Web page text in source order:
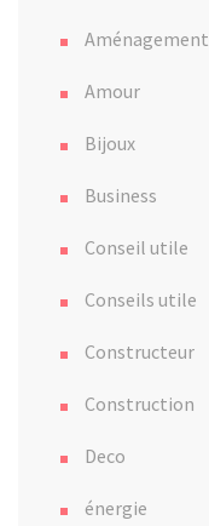
Aménagement
Amour
Bijoux
Business
Conseil utile
Conseils utile
Constructeur
Construction
Deco
énergie